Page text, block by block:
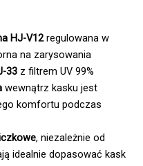
HJ-V12regulowana w
na zarysowania
33 z filtrem UV 99%
wewnątrz kasku jest
komfortu podczas
, niezależnie od
idealnie dopasować kask